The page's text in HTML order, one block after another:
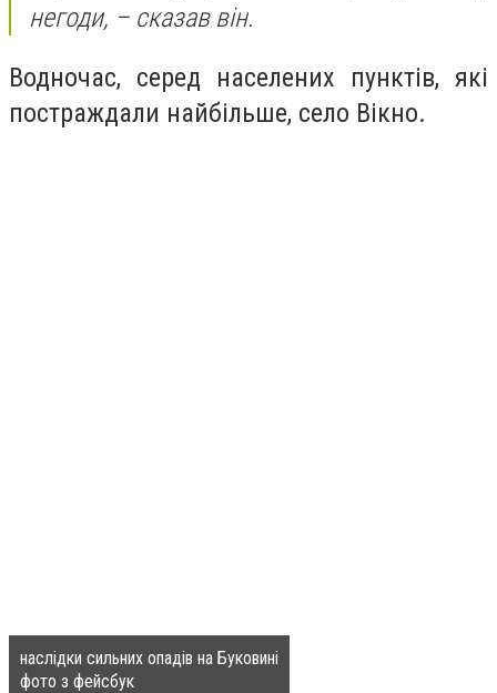
негоди, – сказав він.
Водночас, серед населених пунктів, які
постраждали найбільше, село Вікно.
наслідки сильних опадів на Буковині
фото з фейсбук